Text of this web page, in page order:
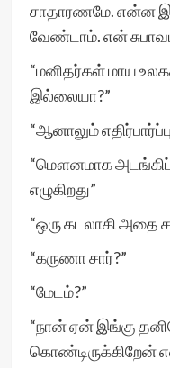
சாதாரணமே. என்ன
வேண்டாம். என்
“மனிதர்கள் மாய
இல்லையா?”
“ஆனாலும்
“மௌனமாக
எழுகிறது”
“ஒரு கடலாகி அதை
“கருணா சார்?”
“மேடம்?”
“நான் ஏன் இங்கு
கொண்டிருக்கிறேன்